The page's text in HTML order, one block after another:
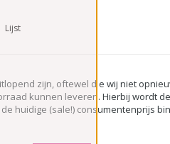
Lijst
zijn, oftewel die wij niet
kunnen leveren. Hierbij wordt
huidige (sale!) consumentenprijs